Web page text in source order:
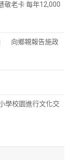
敬老卡 每年12,000
向鄉親報告施政
學校園進行文化交